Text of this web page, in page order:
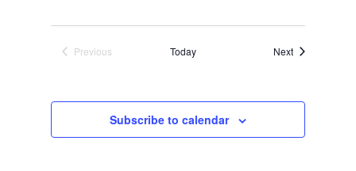
Previous
Today NextEvents
Subscribe to calendar